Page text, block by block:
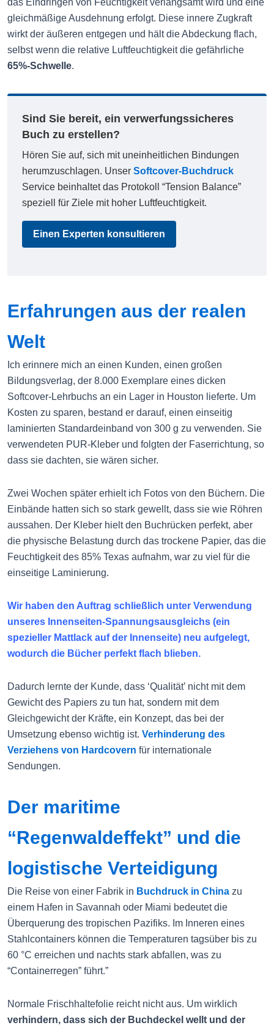
das Eindringen von Feuchtigkeit verlangsamt wird und eine
gleichmäßige Ausdehnung erfolgt. Diese innere Zugkraft
wirkt der äußeren entgegen und hält die Abdeckung flach,
selbst wenn die relative Luftfeuchtigkeit die gefährliche
65%-Schwelle.
Sind Sie bereit, ein verwerfungssicheres
Buch zu erstellen?
Hören Sie auf, sich mit uneinheitlichen Bindungen
herumzuschlagen. Unser Softcover-Buchdruck
Service beinhaltet das Protokoll “Tension Balance”
speziell für Ziele mit hoher Luftfeuchtigkeit.
Einen Experten konsultieren
Erfahrungen aus der realen
Welt
Ich erinnere mich an einen Kunden, einen großen
Bildungsverlag, der 8.000 Exemplare eines dicken
Softcover-Lehrbuchs an ein Lager in Houston lieferte. Um
Kosten zu sparen, bestand er darauf, einen einseitig
laminierten Standardeinband von 300 g zu verwenden. Sie
verwendeten PUR-Kleber und folgten der Faserrichtung, so
dass sie dachten, sie wären sicher.
Zwei Wochen später erhielt ich Fotos von den Büchern. Die
Einbände hatten sich so stark gewellt, dass sie wie Röhren
aussahen. Der Kleber hielt den Buchrücken perfekt, aber
die physische Belastung durch das trockene Papier, das die
Feuchtigkeit des 85% Texas aufnahm, war zu viel für die
einseitige Laminierung.
Wir haben den Auftrag schließlich unter Verwendung
unseres Innenseiten-Spannungsausgleichs (ein
spezieller Mattlack auf der Innenseite) neu aufgelegt,
wodurch die Bücher perfekt flach blieben.
Dadurch lernte der Kunde, dass ‘Qualität’ nicht mit dem
Gewicht des Papiers zu tun hat, sondern mit dem
Gleichgewicht der Kräfte, ein Konzept, das bei der
Umsetzung ebenso wichtig ist. Verhinderung des
Verziehens von Hardcovern für internationale
Sendungen.
Der maritime
“Regenwaldeffekt” und die
logistische Verteidigung
Die Reise von einer Fabrik in Buchdruck in China zu
einem Hafen in Savannah oder Miami bedeutet die
Überquerung des tropischen Pazifiks. Im Inneren eines
Stahlcontainers können die Temperaturen tagsüber bis zu
60 °C erreichen und nachts stark abfallen, was zu
“Containerregen” führt.”
Normale Frischhaltefolie reicht nicht aus. Um wirklich
verhindern, dass sich der Buchdeckel wellt und der